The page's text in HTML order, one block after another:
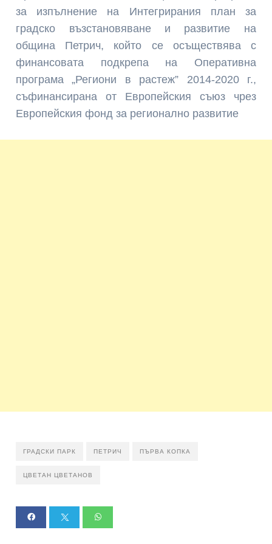
за изпълнение на Интегрирания план за
градско възстановяване и развитие на
община Петрич, който се осъществява с
финансовата подкрепа на Оперативна
програма „Региони в растеж” 2014-2020 г.,
съфинансирана от Европейския съюз чрез
Европейския фонд за регионално развитие
ГРАДСКИ ПАРК ПЕТРИЧ ПЪРВА КОПКА
ЦВЕТАН ЦВЕТАНОВ